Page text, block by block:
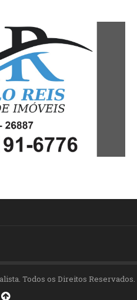
Todos os Direitos Reservados.